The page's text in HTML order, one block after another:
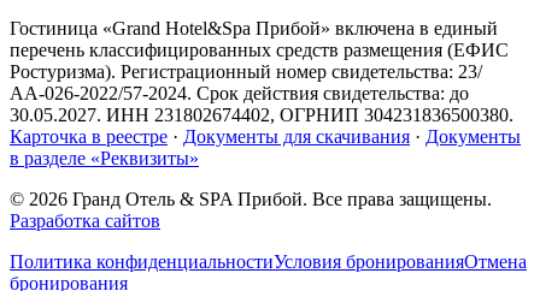
Гостиница «Grand Hotel&Spa Прибой» включена в единый
перечень классифицированных средств размещения (ЕФИС
Ростуризма). Регистрационный номер свидетельства: 23/
АА-026-2022/57-2024. Срок действия свидетельства: до
30.05.2027. ИНН 231802674402, ОГРНИП 304231836500380.
Карточка в реестре · Документы для скачивания · Документы
в разделе «Реквизиты»
© 2026 Гранд Отель & SPA Прибой. Все права защищены.
Разработка сайтов
Политика конфиденциальностиУсловия бронированияОтмена
бронирования